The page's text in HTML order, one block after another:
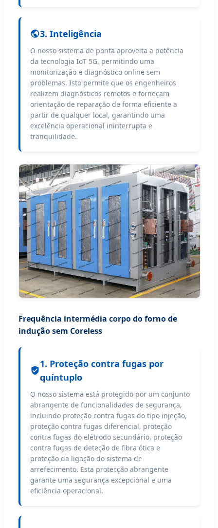
3. Inteligência
O nosso sistema de ponta aproveita a potência
da tecnologia IoT 5G, permitindo uma
monitorização e diagnóstico online sem
problemas. Isto permite que os engenheiros
realizem diagnósticos remotos e forneçam
orientação de reparação de forma eficiente a
partir de qualquer local, garantindo uma
excelência operacional ininterrupta e
tranquilidade.
Frequência intermédia corpo do forno de
indução sem Coreless
1. Proteção contra fugas por
quíntuplo
O nosso sistema está protegido por um conjunto
abrangente de funcionalidades de segurança,
incluindo proteção contra fugas do tipo injeção,
proteção contra fugas diferencial, proteção
contra fugas do elétrodo secundário, proteção
contra fugas de deteção de fibra ótica e
proteção da ligação do sistema de
arrefecimento. Esta protecção abrangente
garante uma segurança excepcional e uma
eficiência operacional.